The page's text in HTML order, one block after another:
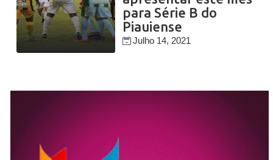
para Série B do
Piauiense
Julho 14, 2021